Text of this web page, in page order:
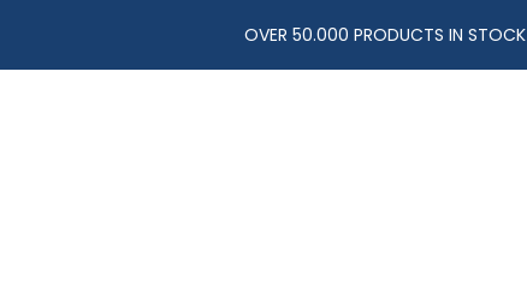
OVER 50.000 PRODUCTS IN STOCK